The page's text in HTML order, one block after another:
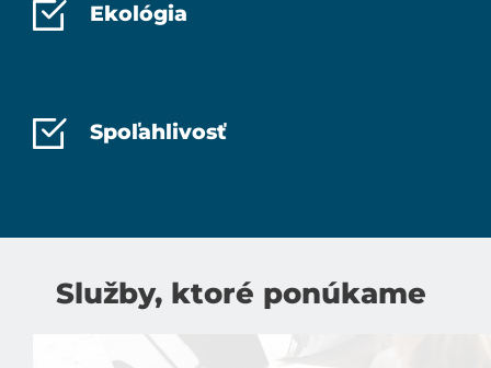
Ekológia
Spoľahlivosť
Služby, ktoré ponúkame